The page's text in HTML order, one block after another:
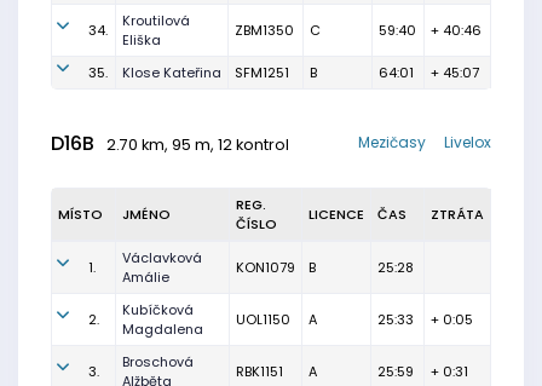
34.
Kroutilová
Eliška
ZBM1350 C 59:40 + 40:46
35. Klose Kateřina SFM1251 B 64:01 + 45:07
D16B 2.70 km, 95 m, 12 kontrol Livelox
Mezičasy
MÍSTO JMÉNO
REG.
ČÍSLO
LICENCE ČAS ZTRÁTA
1.
Václavková
Amálie
KON1079 B 25:28
2.
Kubíčková
Magdalena
UOL1150 A 25:33 + 0:05
3.
Broschová
Alžběta
RBK1151 A 25:59 + 0:31